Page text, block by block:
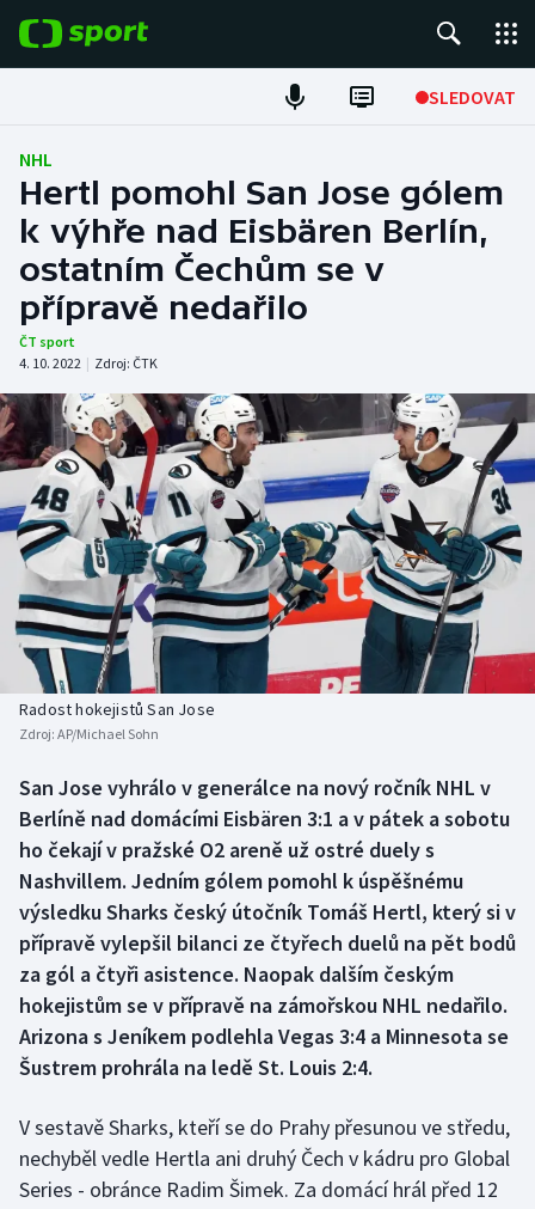
SLEDOVAT
ME v atletice
ME v plavání
Fotbal
Hokej
DALŠÍ SPORTY
Americký fotbal
Atletika
Baseball a softbal
Basketbal
Biatlon
Boby a skeleton
Box
Cyklistika
Dostihy
Florbal
Futsal
Golf
NEPŘEHLÉDNĚTE
Soutěže
Historické návraty
Aplikace ČT sport
AZ kvíz
NHL
Hertl pomohl San Jose gólem
k výhře nad Eisbären Berlín,
ostatním Čechům se v
přípravě nedařilo
ČT sport
4. 10. 2022 | Zdroj: ČTK
Radost hokejistů San Jose
Zdroj: AP/Michael Sohn
San Jose vyhrálo v generálce na nový ročník NHL v
Berlíně nad domácími Eisbären 3:1 a v pátek a sobotu
ho čekají v pražské O2 areně už ostré duely s
Nashvillem. Jedním gólem pomohl k úspěšnému
výsledku Sharks český útočník Tomáš Hertl, který si v
přípravě vylepšil bilanci ze čtyřech duelů na pět bodů
za gól a čtyři asistence. Naopak dalším českým
hokejistům se v přípravě na zámořskou NHL nedařilo.
Arizona s Jeníkem podlehla Vegas 3:4 a Minnesota se
Šustrem prohrála na ledě St. Louis 2:4.
V sestavě Sharks, kteří se do Prahy přesunou ve středu,
nechyběl vedle Hertla ani druhý Čech v kádru pro Global
Series - obránce Radim Šimek. Za domácí hrál před 12